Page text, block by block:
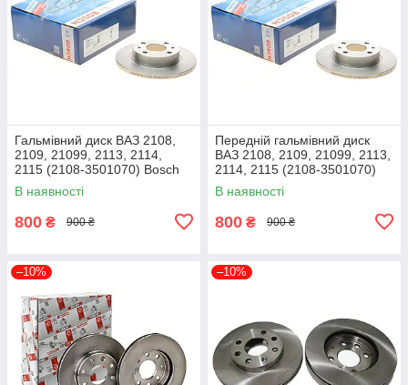
Гальмівний диск ВАЗ 2108,
2109, 21099, 2113, 2114,
2115 (2108-3501070) Bosch
0986479R61
В наявності
800 ₴ 900 ₴
Передній гальмівний диск
ВАЗ 2108, 2109, 21099, 2113,
2114, 2115 (2108-3501070)
Bosch 0 986 479 R61 /
0986479R61
В наявності
800 ₴ 900 ₴
–10% –10%